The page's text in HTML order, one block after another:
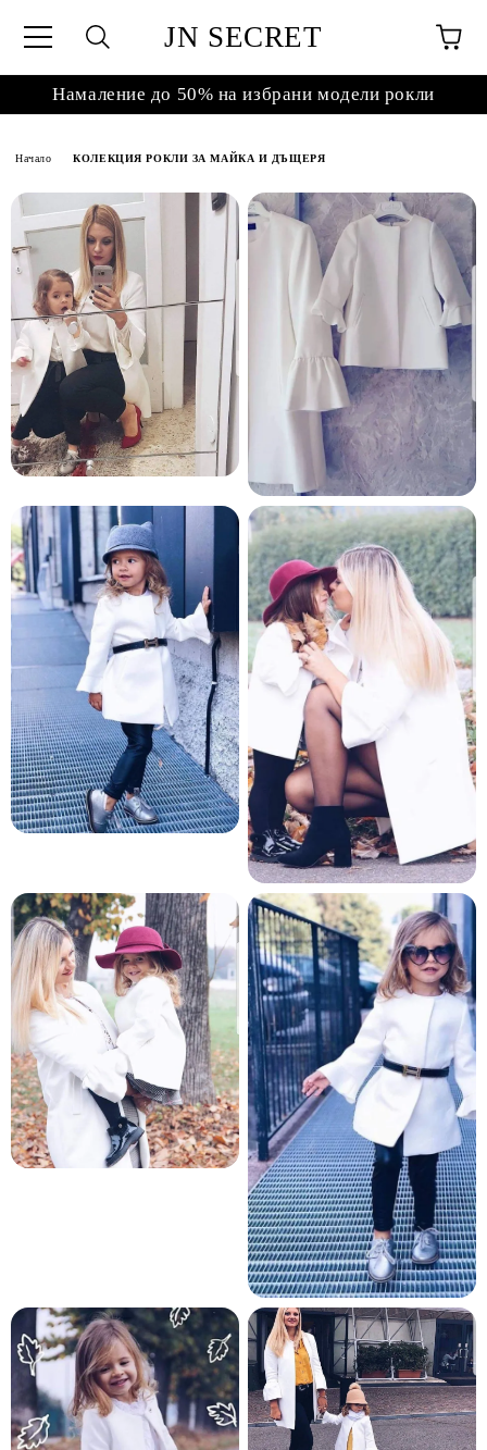
JN SECRET
и по лични мерки
Намаление до 50% на избрани модели рокли
Начало КОЛЕКЦИЯ РОКЛИ ЗА МАЙКА И ДЪЩЕРЯ